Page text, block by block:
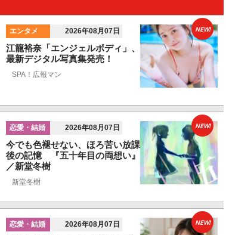
エンタメ 2026年08月07日
江籠裕奈「エンジェルボディ」、
最新デジタル写真集発売！
SPA！広報マン
NEW!
恋愛・結婚 2026年08月07日
今でも色褪せない、ほろ苦い放課
後の記憶 『五十年目の両想い』
／新堂冬樹
新堂冬樹
NEW!
恋愛・結婚 2026年08月07日 NEW!